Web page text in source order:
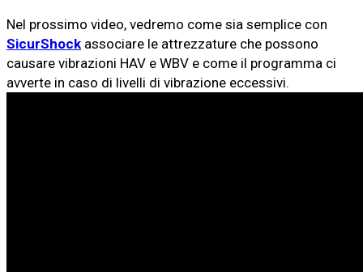
Nel prossimo video, vedremo come sia semplice con
SicurShock associare le attrezzature che possono
causare vibrazioni HAV e WBV e come il programma ci
avverte in caso di livelli di vibrazione eccessivi.